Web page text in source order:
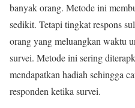
banyak orang. Metode ini
sedikit. Tetapi tingkat respons
orang yang meluangkan waktu
survei. Metode ini sering
mendapatkan hadiah sehingga
responden ketika survei.